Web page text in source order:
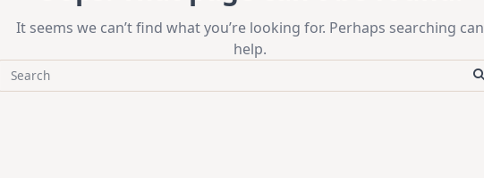
It seems we can’t find what you’re looking for. Perhaps searching can
help.
Search